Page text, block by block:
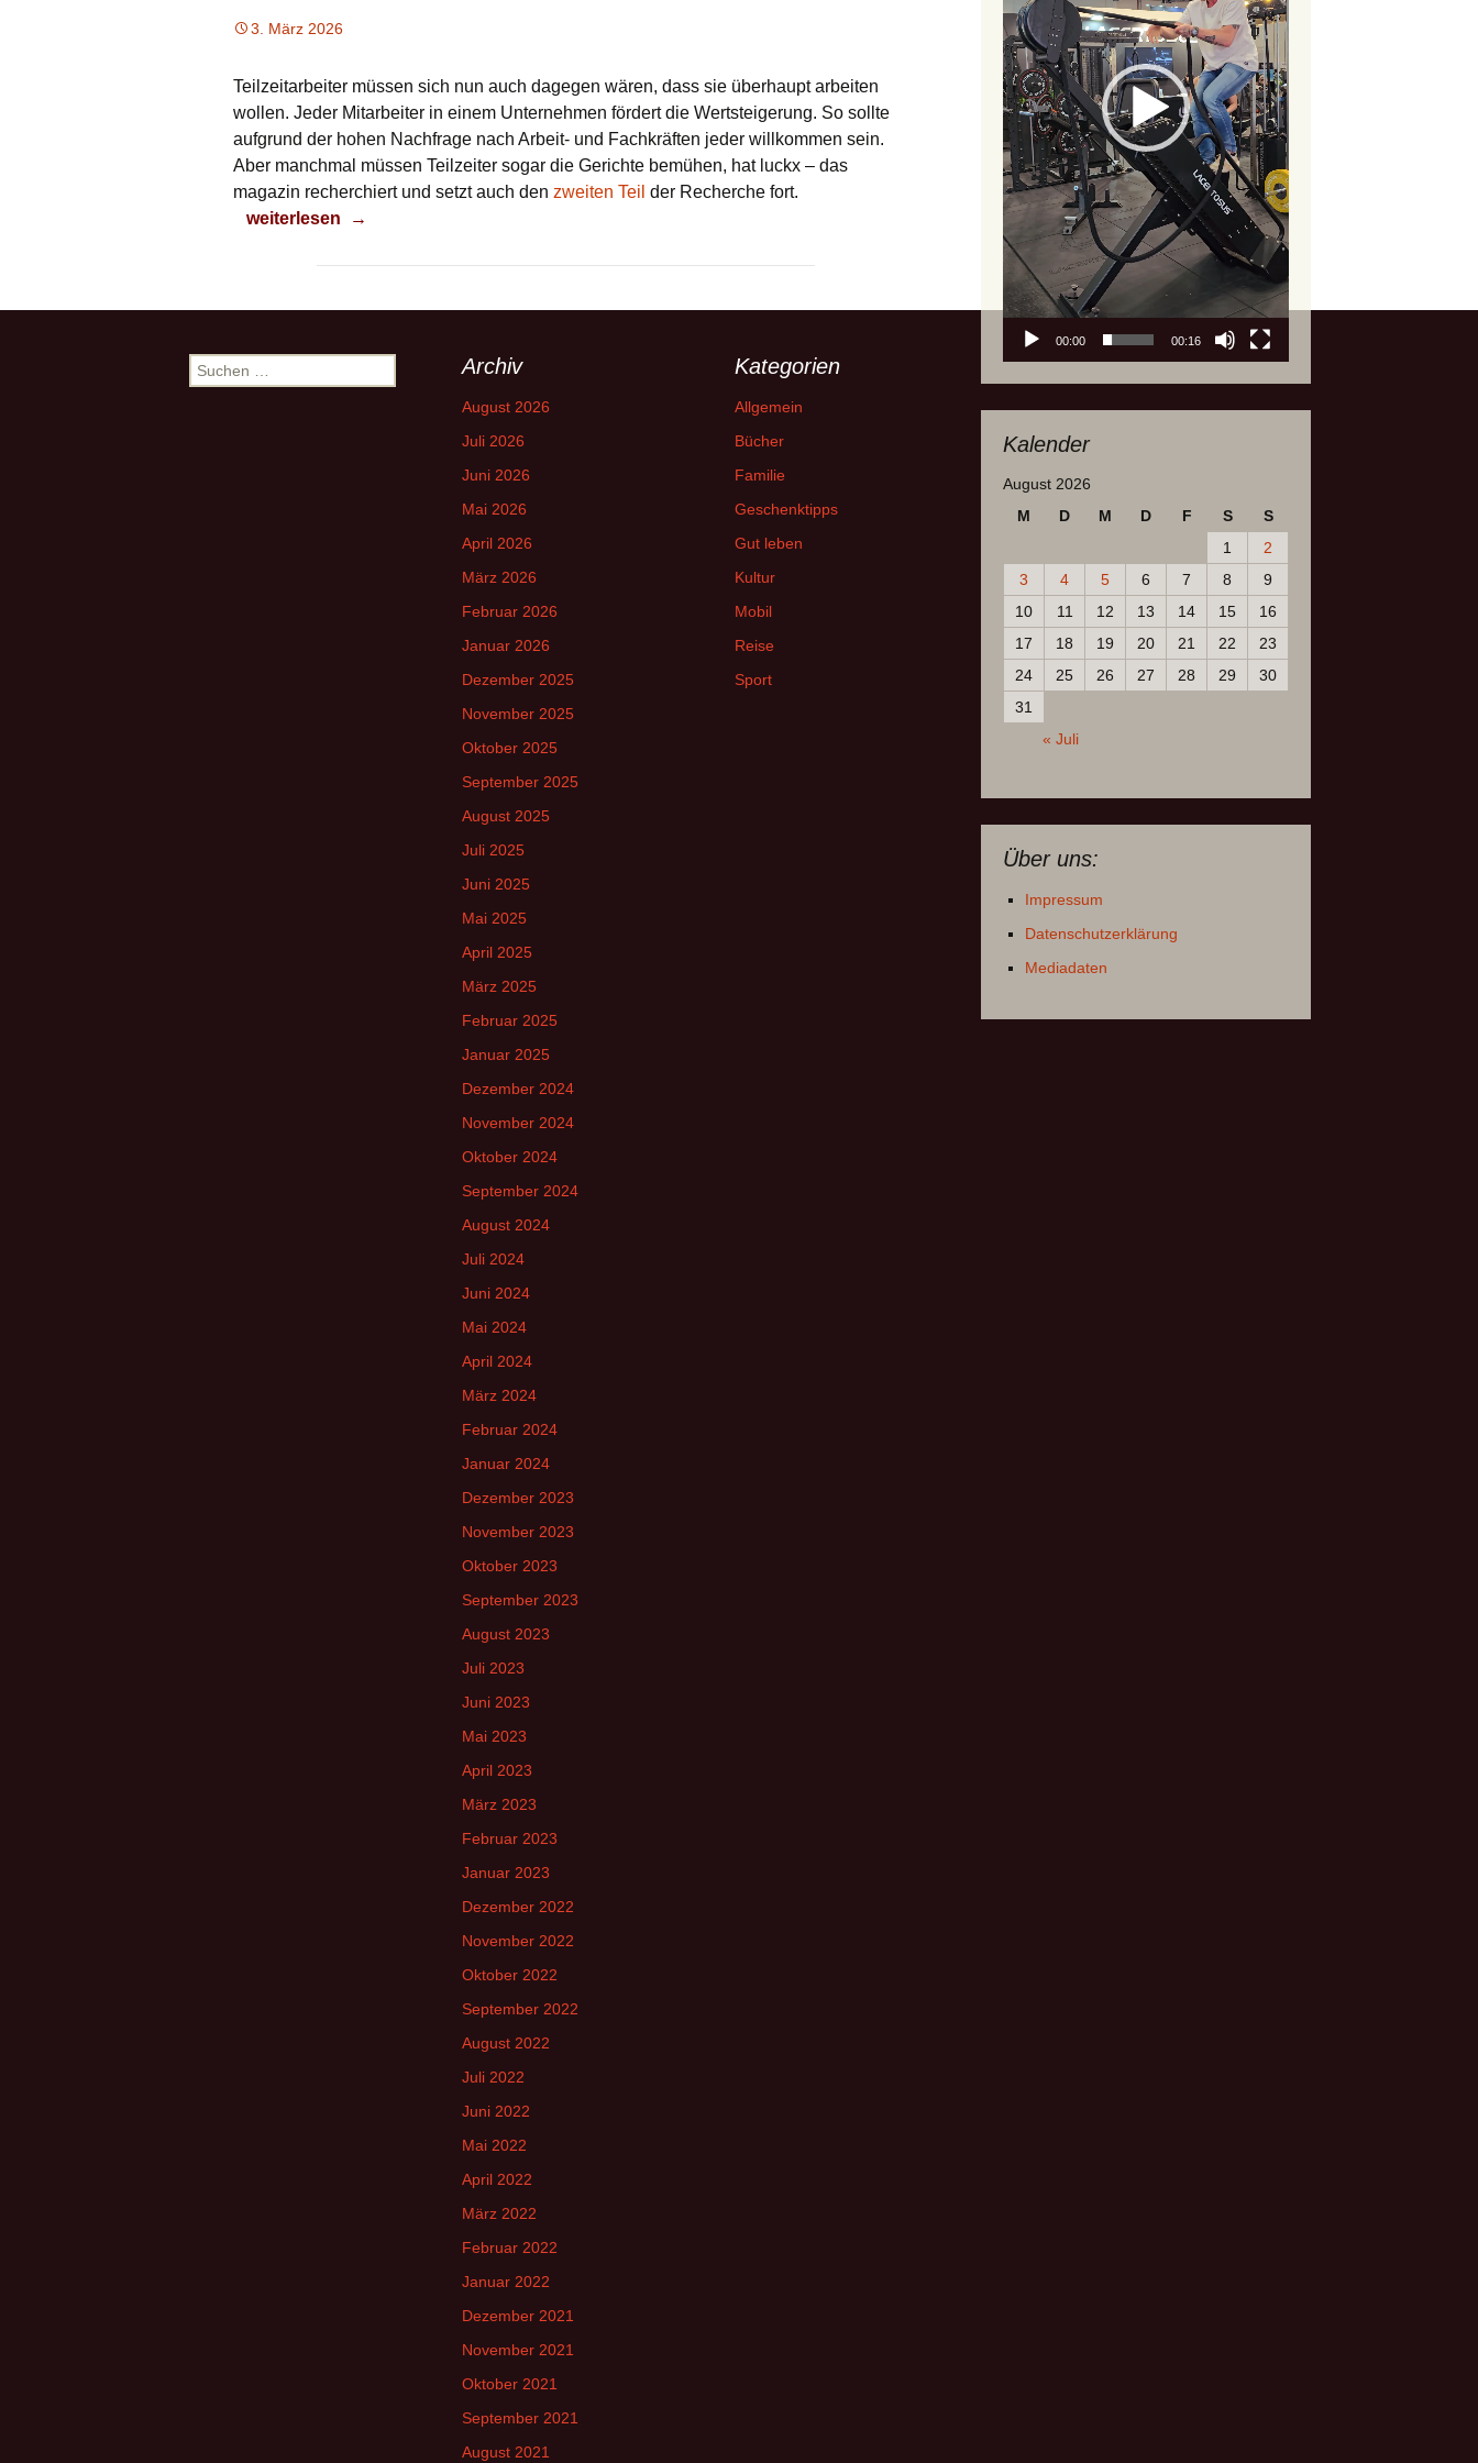
3. März 2026
Teilzeitarbeiter müssen sich nun auch dagegen wären, dass sie überhaupt arbeiten
wollen. Jeder Mitarbeiter in einem Unternehmen fördert die Wertsteigerung. So sollte
aufgrund der hohen Nachfrage nach Arbeit- und Fachkräften jeder willkommen sein.
Aber manchmal müssen Teilzeiter sogar die Gerichte bemühen, hat luckx – das
magazin recherchiert und setzt auch den zweiten Teil der Recherche fort.
Böse Teilzeiter
weiterlesen →
00:00 00:16
Kalender
August 2026
M
D M D F S
S
1
2
3
4 5 6 7 8
9
10
11 12 13 14 15
16
17
18 19 20 21 22
23
24
25 26 27 28 29
30
31
« Juli
Über uns:
Impressum
Datenschutzerklärung
Mediadaten
Suchen
nach:
Archiv
August 2026
Juli 2026
Juni 2026
Mai 2026
April 2026
März 2026
Februar 2026
Januar 2026
Dezember 2025
November 2025
Oktober 2025
September 2025
August 2025
Juli 2025
Juni 2025
Mai 2025
April 2025
März 2025
Februar 2025
Januar 2025
Dezember 2024
November 2024
Oktober 2024
September 2024
August 2024
Juli 2024
Juni 2024
Mai 2024
April 2024
März 2024
Februar 2024
Januar 2024
Dezember 2023
November 2023
Oktober 2023
September 2023
August 2023
Juli 2023
Juni 2023
Mai 2023
April 2023
März 2023
Februar 2023
Januar 2023
Dezember 2022
November 2022
Oktober 2022
September 2022
August 2022
Juli 2022
Juni 2022
Mai 2022
April 2022
März 2022
Februar 2022
Januar 2022
Dezember 2021
November 2021
Oktober 2021
September 2021
August 2021
Kategorien
Allgemein
Bücher
Familie
Geschenktipps
Gut leben
Kultur
Mobil
Reise
Sport